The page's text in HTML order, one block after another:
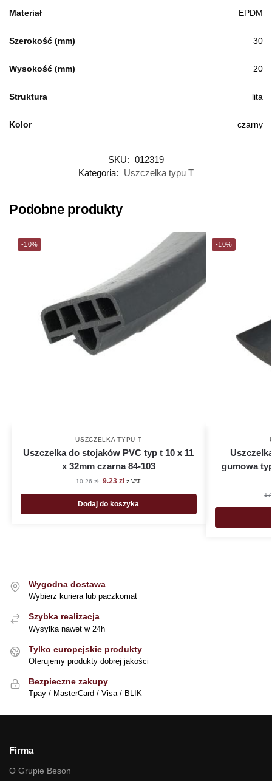
Materiał EPDM
Szerokość (mm) 30
Wysokość (mm) 20
Struktura lita
Kolor czarny
SKU: 012319
Kategoria:
Uszczelka typu T
Podobne produkty
-10%
USZCZELKA TYPU T
Uszczelka do stojaków PVC typ t 10 x 11
x 32mm czarna 84-103
10.26zł 9.23zł z VAT
Dodaj do koszyka
-10%
gumowa
Wygodna dostawa
Wybierz kuriera lub paczkomat
Szybka realizacja
Wysyłka nawet w 24h
Tylko europejskie produkty
Oferujemy produkty dobrej jakości
Bezpieczne zakupy
Tpay / MasterCard / Visa / BLIK
Firma
O Grupie Beson